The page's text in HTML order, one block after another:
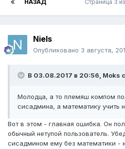
НАЗАД Страница 3
Niels
Опубликовано 3 августа,
В 03.08.2017 в 20:56, Moks
Молодца, а то племяш компом
сисадмина, а математику учить
Вот в этом - главная ошибка. Он
обычный нетупой пользователь.
сисадмином ему без математики -